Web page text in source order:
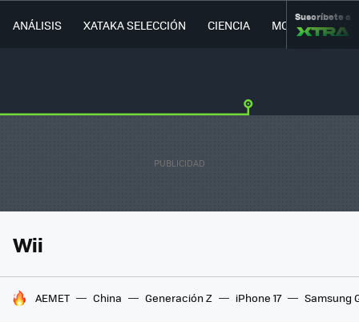
ANÁLISIS XATAKA SELECCIÓN CIENCIA MOVILIDAD
Suscríbete a
Wii
HOY SE HABLA DE
AEMET China Generación Z iPhone 17 Samsung